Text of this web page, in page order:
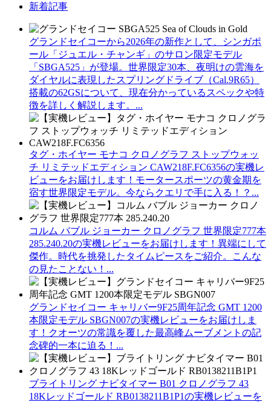
新着記事
グランドセイコーから2026年の新作として、シンガポ
ール「ジュエル・チャンギ」のサロン限定モデル
「SBGA525」が登場。世界限定30本、夜明けの雲海を
ダイヤルに表現したスプリングドライブ（Cal.9R65）
搭載の62GSについて、現在分かっているスペックや特
徴を詳しく解説します。...
タグ・ホイヤー モナコ クロノグラフ ストップウォッ
チ リミテッドエディション CAW218F.FC6356の実機レ
ビューをお届けします！モータースポーツの黄金期を
宿す世界限定モデル。今ならクエリで手に入る！？...
コルム バブル ジョーカー クロノグラフ 世界限定777本
285.240.20の実機レビューをお届けします！異端にして
傑作。時代を挑発したタイムピースをご紹介。こんな
の見たことない！...
グランドセイコー キャリバー9F25周年記念 GMT 1200
本限定モデル SBGN007の実機レビューをお届けしま
す！クオーツの常識を覆した最高峰ムーブメントの記
念碑的一本に迫る！...
ブライトリング ナビタイマー B01 クロノグラフ 43
18Kレッドゴールド RB0138211B1P1の実機レビューを